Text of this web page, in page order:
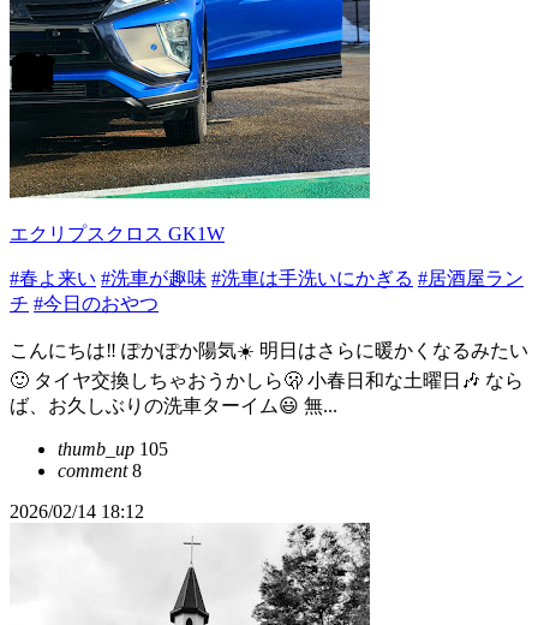
エクリプスクロス GK1W
#春よ来い #洗車が趣味 #洗車は手洗いにかぎる #居酒屋ラン
チ #今日のおやつ
こんにちは‼️ ぽかぽか陽気☀️ 明日はさらに暖かくなるみたい
🙂 タイヤ交換しちゃおうかしら🫢 小春日和な土曜日🎶 なら
ば、お久しぶりの洗車ターイム😃 無...
thumb_up 105
comment8
2026/02/14 18:12